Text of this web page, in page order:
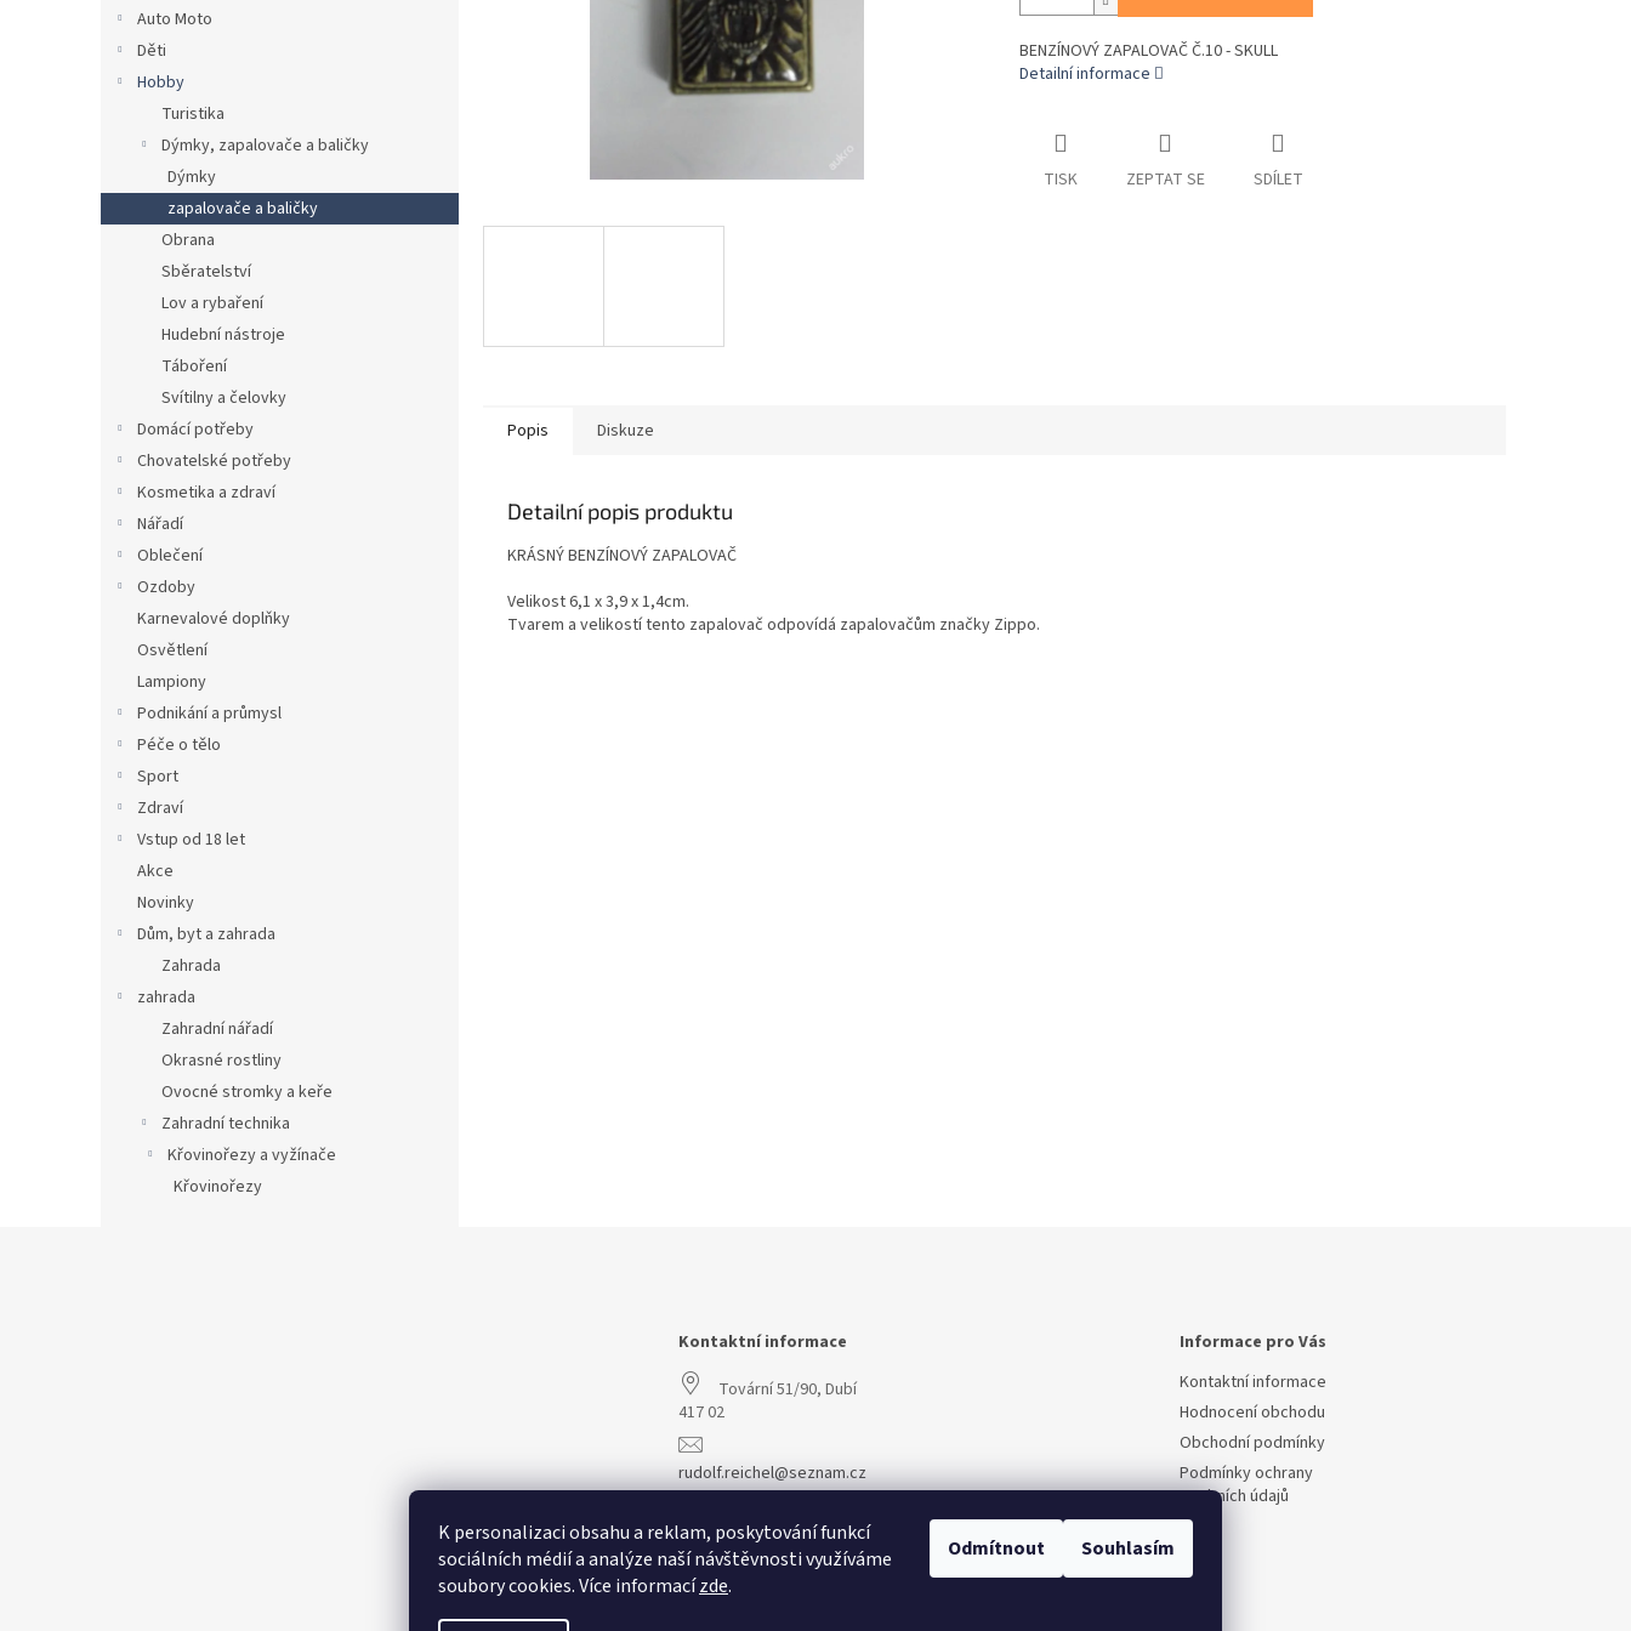
K personalizaci obsahu a reklam, poskytování funkcí
sociálních médií a analýze naší návštěvnosti využíváme
soubory cookies. Více informacízde.
Odmítnout Souhlasím
Auto Moto
Děti
Hobby
Turistika
Dýmky, zapalovače a baličky
Dýmky
zapalovače a baličky
Obrana
Sběratelství
Lov a rybaření
Hudební nástroje
Táboření
Svítilny a čelovky
Domácí potřeby
Chovatelské potřeby
Kosmetika a zdraví
Nářadí
Oblečení
Ozdoby
Karnevalové doplňky
Osvětlení
Lampiony
Podnikání a průmysl
Péče o tělo
Sport
Zdraví
Vstup od 18 let
Akce
Novinky
Dům, byt a zahrada
Zahrada
zahrada
Zahradní nářadí
Okrasné rostliny
Ovocné stromky a keře
Zahradní technika
Křovinořezy a vyžínače
Křovinořezy
BENZÍNOVÝ ZAPALOVAČ Č.10 - SKULL
Detailní informace
TISK ZEPTAT SE SDÍLET
Popis Diskuze
Detailní popis produktu
KRÁSNÝ BENZÍNOVÝ ZAPALOVAČ
Velikost 6,1 x 3,9 x 1,4cm.
Tvarem a velikostí tento zapalovač odpovídá zapalovačům značky Zippo.
Kontaktní informace
Tovární 51/90, Dubí
417 02
rudolf.reichel@seznam.cz
Informace pro Vás
Kontaktní informace
Hodnocení obchodu
Obchodní podmínky
Podmínky ochrany
osobních údajů